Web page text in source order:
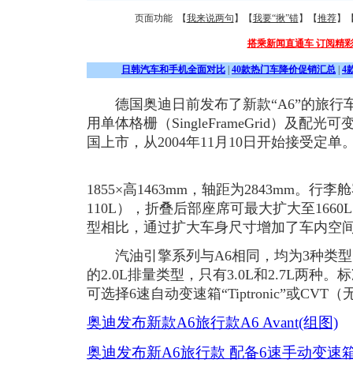
页面功能 【我来说两句 】【我要“揪”错】【推荐】
搭乘新闻直通车 订阅精
日韩汽车和手机全面对比 40款热门车降价促销汇总 4
德国奥迪日前发布了新款“A6”的旅行
用单体格栅（SingleFrameGrid）及配光可
国上市，从2004年11月10日开始接受定单
1855×高1463mm，轴距为2843mm。行李
110L），折叠后部座席可最大扩大至
型相比，通过扩大车身尺寸增加了车内空
汽油引擎系列与A6相同，均为3种类型
的2.0L排量类型，只有3.0L和2.7L两种。
可选择6速自动变速箱“Tiptronic”或CVT（
奥迪发布新款A6旅行款A6 Avant(组图)
奥迪发布新A6旅行款 配备6速手动变速